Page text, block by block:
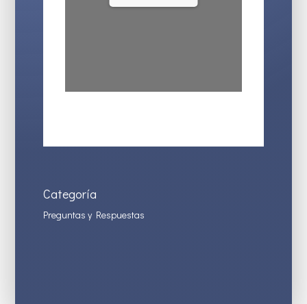
Categoría
Preguntas y Respuestas